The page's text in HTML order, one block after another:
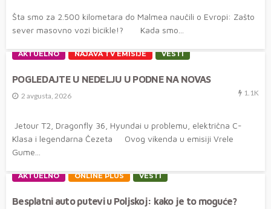
Šta smo za 2.500 kilometara do Malmea naučili o Evropi: Zašto
sever masovno vozi bicikle!? Kada smo...
AKTUELNO NAJAVA TV EMISIJE VESTI
POGLEDAJTE U NEDELJU U PODNE NA NOVAS
2 avgusta, 2026 1.1K
Jetour T2, Dragonfly 36, Hyundai u problemu, električna C-
Klasa i legendarna Čezeta Ovog vikenda u emisiji Vrele
Gume...
AKTUELNO ONLINE PLUS VESTI
Besplatni auto putevi u Poljskoj: kako je to moguće?